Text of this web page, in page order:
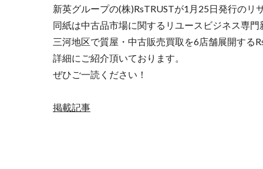
新英グループの(株)RsTRUSTが1月25日発行のリ
同紙は中古品市場に関するリユースビジネス専門
三河地区で質屋・中古販売買取を6店舗展開する
詳細にご紹介頂いております。
ぜひご一読ください！
掲載記事